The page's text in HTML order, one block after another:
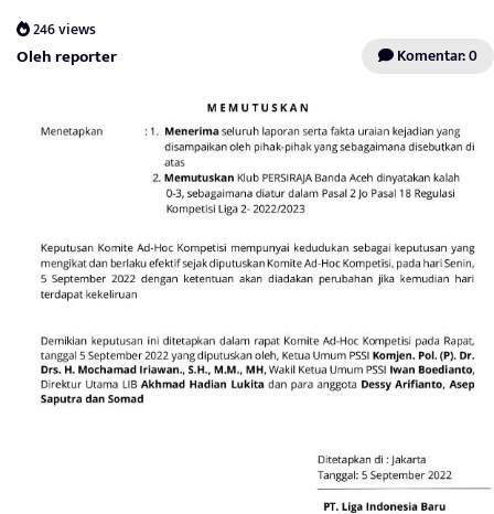
246 views
Oleh reporter Komentar: 0